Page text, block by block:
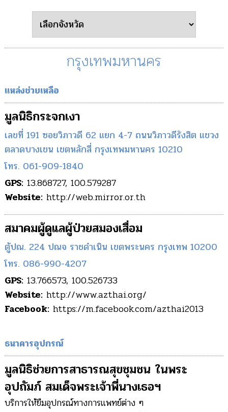
กรุงเทพมหานคร
แหล่งช่วยเหลือ
มูลนิธิกระจกเงา
เลขที่ 191 ซอยวิภาวดี 62 แยก 4-7 ถนนวิภาวดีรังสิต แขวง
ตลาดบางเขน เขตหลักสี่ กรุงเทพมหานคร 10210
โทร. 061-909-1840
GPS: 13.868727, 100.579287
Website: http://web.mirror.or.th
สมาคมผู้ดูแลผู้ป่วยสมองเสื่อม
ตู้ปณ. 224 ปณจ ราชดำเนิน เขตพระนคร กรุงเทพ 10200
โทร. 086-990-4207
GPS: 13.766573, 100.526733
Website: http://www.azthai.org/
Facebook: https://m.facebook.com/azthai2013
ธนาคารอุปกรณ์
มูลนิธิช่วยการสาธารณสุขชุมชน ในพระ
อุปถัมภ์ สมเด็จพระเจ้าพี่นางเธอฯ
บริการให้ยืมอุปกรณ์ทางการแพทย์ต่าง ๆ